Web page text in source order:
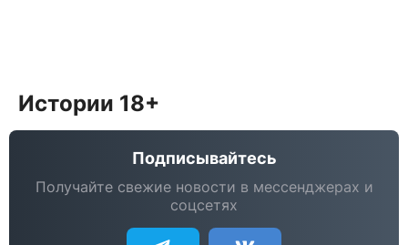
Истории 18+
Подписывайтесь
Получайте свежие новости в мессенджерах и
соцсетях